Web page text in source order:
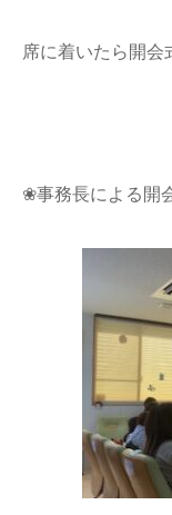
席に着いたら開会
❀事務長による開